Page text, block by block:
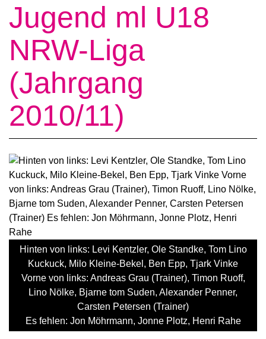
Jugend ml U18
NRW-Liga
(Jahrgang
2010/11)
Hinten von links: Levi Kentzler, Ole Standke, Tom Lino
Kuckuck, Milo Kleine-Bekel, Ben Epp, Tjark Vinke
Vorne von links: Andreas Grau (Trainer), Timon Ruoff,
Lino Nölke, Bjarne tom Suden, Alexander Penner,
Carsten Petersen (Trainer)
Es fehlen: Jon Möhrmann, Jonne Plotz, Henri Rahe